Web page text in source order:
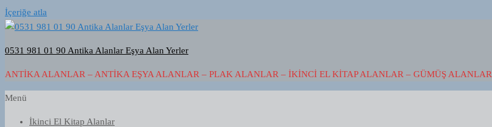
İçeriğe atla
0531 981 01 90 Antika Alanlar Eşya Alan Yerler
ANTIKA ALANLAR – ANTIKA EŞYA ALANLAR – PLAK ALANLAR – İKINCI EL KITAP ALANLAR – GÜMÜŞ ALANLAR
Menü
İkinci El Kitap Alanlar